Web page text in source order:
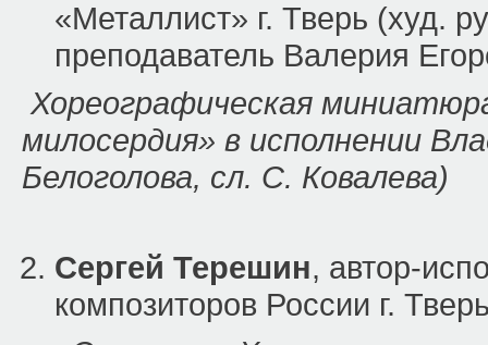
«Металлист» г. Тверь (худ.
преподаватель Валерия
Хореографическая
милосердия» в исполнении
Белоголова, сл. С. Ковалева)
Сергей Терешин, автор-
композиторов России г.